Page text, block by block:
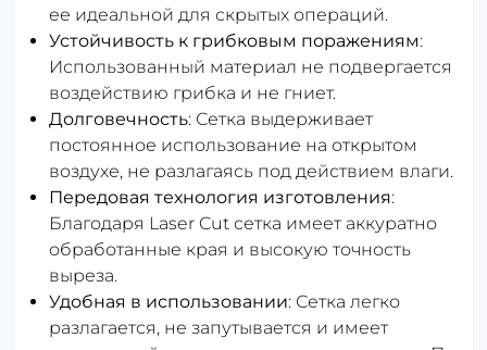
ее идеальной для скрытых операций.
Устойчивость к грибковым поражениям:
Использованный материал не подвергается
воздействию грибка и не гниет.
Долговечность: Сетка выдерживает
постоянное использование на открытом
воздухе, не разлагаясь под действием влаги.
Передовая технология изготовления:
Благодаря Laser Cut сетка имеет аккуратно
обработанные края и высокую точность
выреза.
Удобная в использовании: Сетка легко
разлагается, не запутывается и имеет